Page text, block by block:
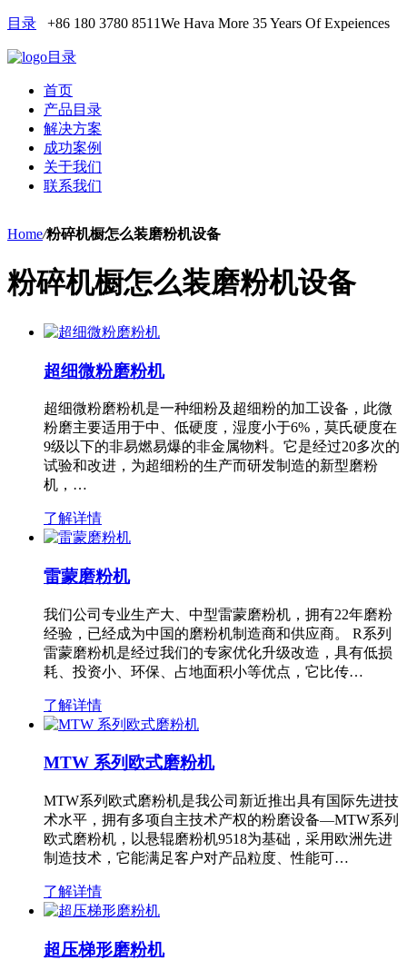
目录 +86 180 3780 8511We Hava More 35 Years Of Expeiences
目录
首页
产品目录
解决方案
成功案例
关于我们
联系我们
Home/粉碎机橱怎么装磨粉机设备
粉碎机橱怎么装磨粉机设备
超细微粉磨粉机
超细微粉磨粉机是一种细粉及超细粉的加工设备，此微
粉磨主要适用于中、低硬度，湿度小于6%，莫氏硬度在
9级以下的非易燃易爆的非金属物料。它是经过20多次的
试验和改进，为超细粉的生产而研发制造的新型磨粉
机，…
了解详情
雷蒙磨粉机
我们公司专业生产大、中型雷蒙磨粉机，拥有22年磨粉
经验，已经成为中国的磨粉机制造商和供应商。 R系列
雷蒙磨粉机是经过我们的专家优化升级改造，具有低损
耗、投资小、环保、占地面积小等优点，它比传…
了解详情
MTW 系列欧式磨粉机
MTW系列欧式磨粉机是我公司新近推出具有国际先进技
术水平，拥有多项自主技术产权的粉磨设备—MTW系列
欧式磨粉机，以悬辊磨粉机9518为基础，采用欧洲先进
制造技术，它能满足客户对产品粒度、性能可…
了解详情
超压梯形磨粉机